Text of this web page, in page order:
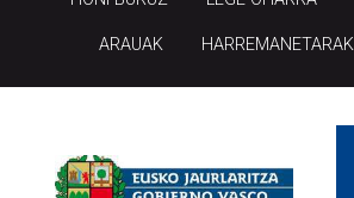
ARAUAK